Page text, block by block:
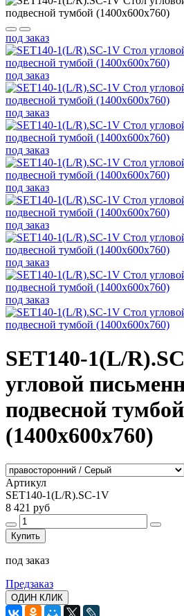
под заказ
под заказ
под заказ
под заказ
под заказ
под заказ
под заказ
под заказ
SET140-1(L/
угловой
подвесной тумбой
(1400х600х760)
Артикул
SET140-1(L/R).SC-1V
8 421 руб
Купить
под заказ
Предзаказ
ОДИН КЛИК